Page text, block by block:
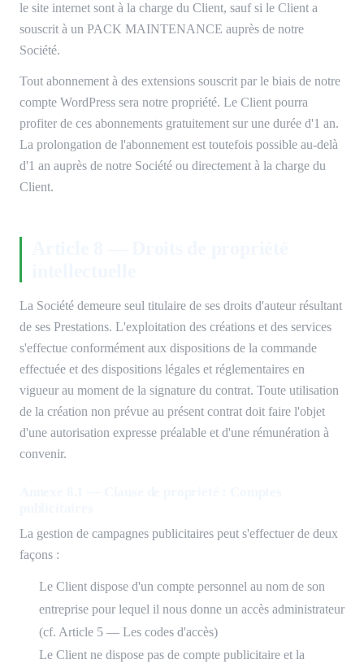
le site internet sont à la charge du Client, sauf si le Client a
souscrit à un PACK MAINTENANCE auprès de notre
Société.
Tout abonnement à des extensions souscrit par le biais de notre
compte WordPress sera notre propriété. Le Client pourra
profiter de ces abonnements gratuitement sur une durée d'1 an.
La prolongation de l'abonnement est toutefois possible au-delà
d'1 an auprès de notre Société ou directement à la charge du
Client.
La Société demeure seul titulaire de ses droits d'auteur résultant
de ses Prestations. L'exploitation des créations et des services
s'effectue conformément aux dispositions de la commande
effectuée et des dispositions légales et réglementaires en
vigueur au moment de la signature du contrat. Toute utilisation
de la création non prévue au présent contrat doit faire l'objet
d'une autorisation expresse préalable et d'une rémunération à
convenir.
La gestion de campagnes publicitaires peut s'effectuer de deux
façons :
Le Client dispose d'un compte personnel au nom de son
entreprise pour lequel il nous donne un accès administrateur
(cf. Article 5 — Les codes d'accès)
Le Client ne dispose pas de compte publicitaire et la